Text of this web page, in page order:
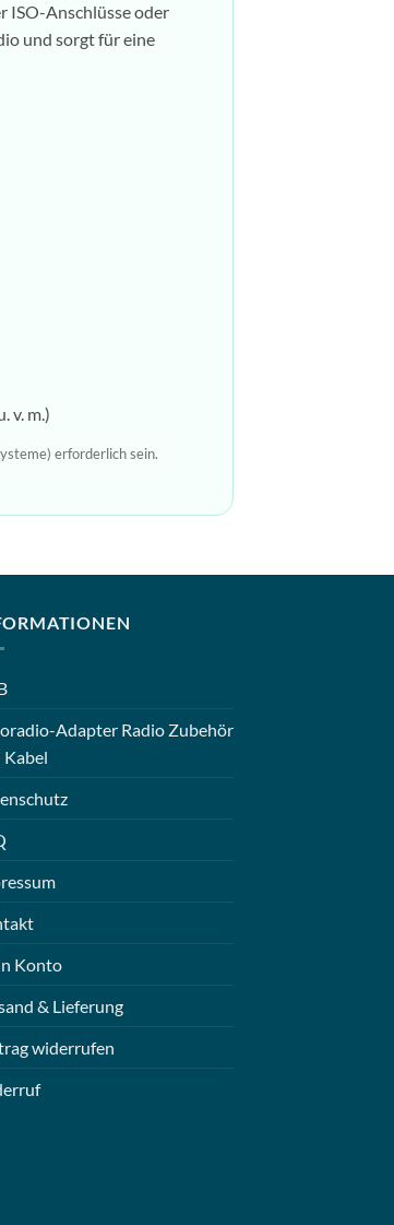
ISO-Anschlüsse oder
und sorgt für eine
v. m.)
erforderlich sein.
Adapter Radio Zubehör
Kabel
Konto
& Lieferung
widerrufen